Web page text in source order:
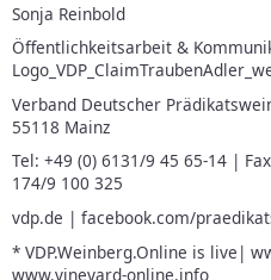
Sonja Reinbold
Öffentlichkeitsarbeit &
Verband Deutscher
55118 Mainz
Tel: +49 (0) 6131/9 45 65-14 |
174/9 100 325
vdp.de | facebook.com/
* VDP.Weinberg.Online is live|
www.vineyard-online.info